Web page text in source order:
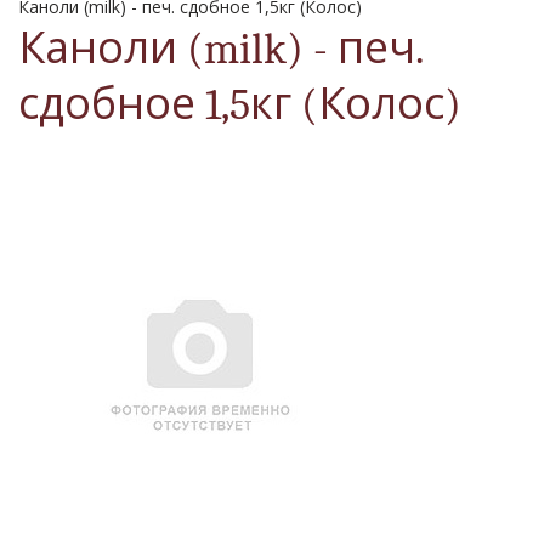
Каноли (milk) - печ. сдобное 1,5кг (Колос)
Каноли (milk) - печ.
сдобное 1,5кг (Колос)